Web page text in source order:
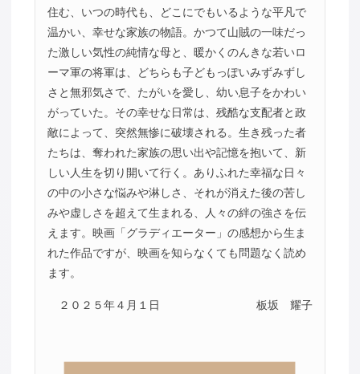
住む、いつの時代も、どこにでもいるような平凡で
温かい、幸せな家族の物語。かつて山賊の一味だっ
た激しい気性の純情な母と、暖かくのんきな若いロ
ーマ軍の将軍は、どちらも子どもっぽいみずみずし
さと無邪気さで、たがいを愛し、幼い息子をかわい
がっていた。その幸せな日常は、残酷な支配者と政
敵によって、突然無惨に破壊される。生き残った者
たちは、奪われた家族の思い出や記憶を抱いて、新
しい人生を切り開いて行く。ありふれた幸福な日々
の中の小さな悩みや淋しさ、それが消えた後の苦し
みや虚しさを超えて生まれる、人々の絆の強さを伝
えます。映画「グラディエーター」の感想から生ま
れた作品ですが、映画を知らなくても問題なく読め
ます。
２０２５年４月１日 板坂 耀子